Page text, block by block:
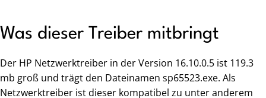
Was dieser Treiber mitbringt
Der HP Netzwerktreiber in der Version 16.10.0.5 ist 119.3
mb groß und trägt den Dateinamen sp65523.exe. Als
Netzwerktreiber ist dieser kompatibel zu unter anderem